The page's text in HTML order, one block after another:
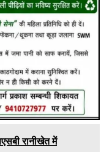
रानीखेत में